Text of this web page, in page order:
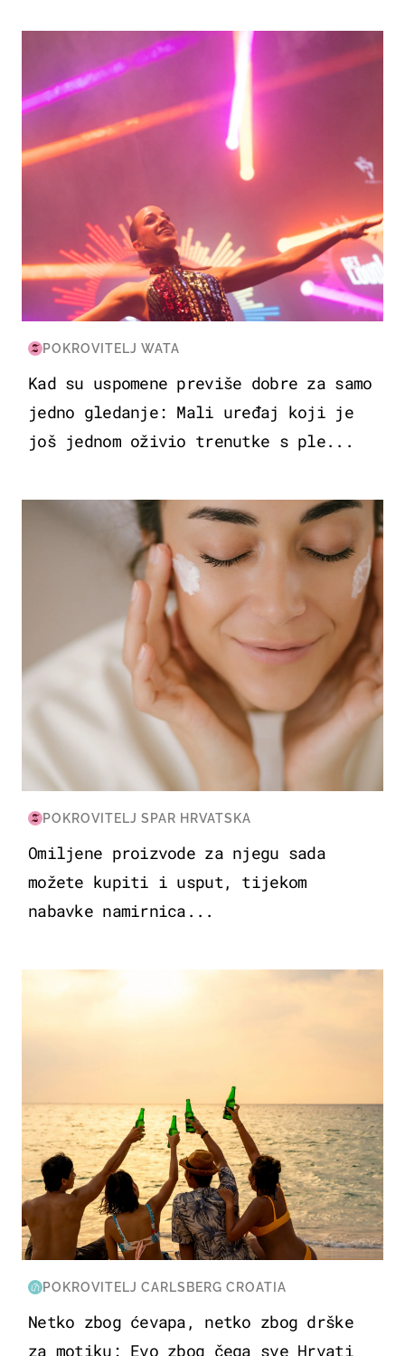
KULTURA & ZABAVA
POKROVITELJ WATA
Kad su uspomene previše dobre za samo
jedno gledanje: Mali uređaj koji je
još jednom oživio trenutke s ple...
MODA & LJEPOTA
POKROVITELJ SPAR HRVATSKA
Omiljene proizvode za njegu sada
možete kupiti i usput, tijekom
nabavke namirnica...
POKROVITELJ CARLSBERG CROATIA
Netko zbog ćevapa, netko zbog drške
za motiku: Evo zbog čega sve Hrvati